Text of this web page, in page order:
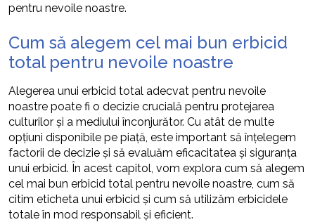
pentru nevoile noastre.
Cum să alegem cel mai bun erbicid
total pentru nevoile noastre
Alegerea unui erbicid total adecvat pentru nevoile
noastre poate fi o decizie crucială pentru protejarea
culturilor și a mediului înconjurător. Cu atât de multe
opțiuni disponibile pe piață, este important să înțelegem
factorii de decizie și să evaluăm eficacitatea și siguranța
unui erbicid. În acest capitol, vom explora cum să alegem
cel mai bun erbicid total pentru nevoile noastre, cum să
citim eticheta unui erbicid și cum să utilizăm erbicidele
totale în mod responsabil și eficient.